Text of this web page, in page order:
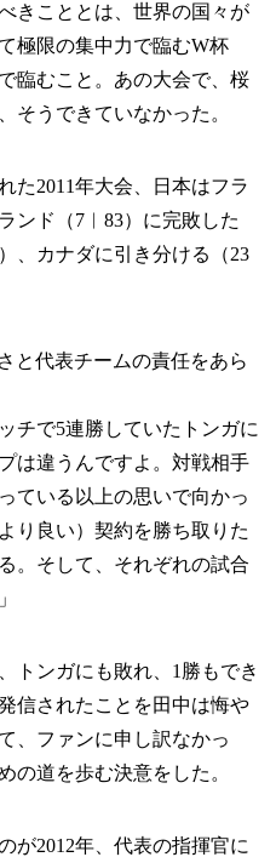
きこととは、世界の国々が
極限の集中力で臨むW杯
臨むこと。あの大会で、桜
そうできていなかった。
た2011年大会、日本はフラ
ンド（7︱83）に完敗した
、カナダに引き分ける（23
と代表チームの責任をあら
チで5連勝していたトンガに
は違うんですよ。対戦相手
ている以上の思いで向かっ
り良い）契約を勝ち取りた
。そして、それぞれの試合
トンガにも敗れ、1勝もでき
信されたことを田中は悔や
、ファンに申し訳なかっ
の道を歩む決意をした。
が2012年、代表の指揮官に